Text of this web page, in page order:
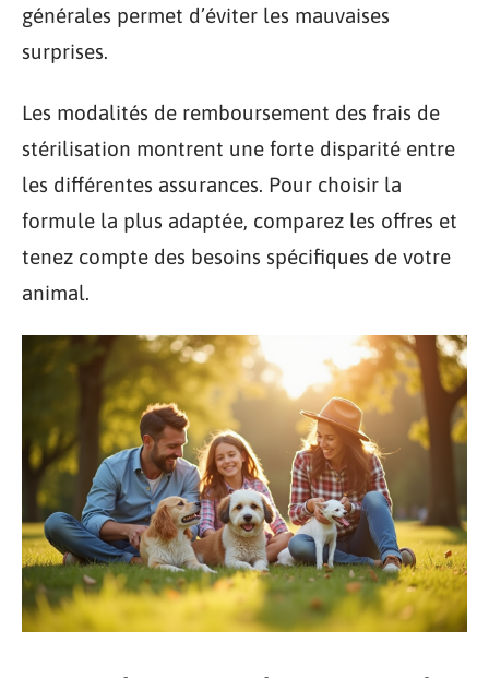
générales permet d’éviter les mauvaises
surprises.
Les modalités de remboursement des frais de
stérilisation montrent une forte disparité entre
les différentes assurances. Pour choisir la
formule la plus adaptée, comparez les offres et
tenez compte des besoins spécifiques de votre
animal.